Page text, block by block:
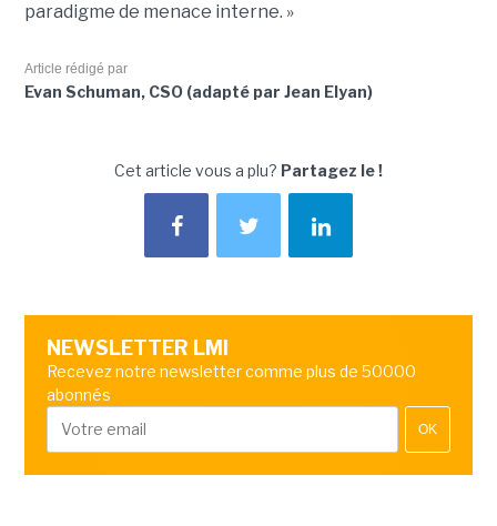
paradigme de menace interne. »
Article rédigé par
Evan Schuman, CSO (adapté par Jean Elyan)
Cet article vous a plu? Partagez le !
NEWSLETTER LMI
Recevez notre newsletter comme plus de 50000
abonnés
OK